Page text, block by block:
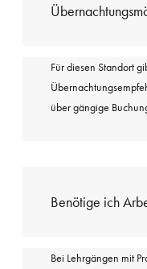
Für diesen Standort
über gängige
Benötige ich
Bei Lehrgängen mit